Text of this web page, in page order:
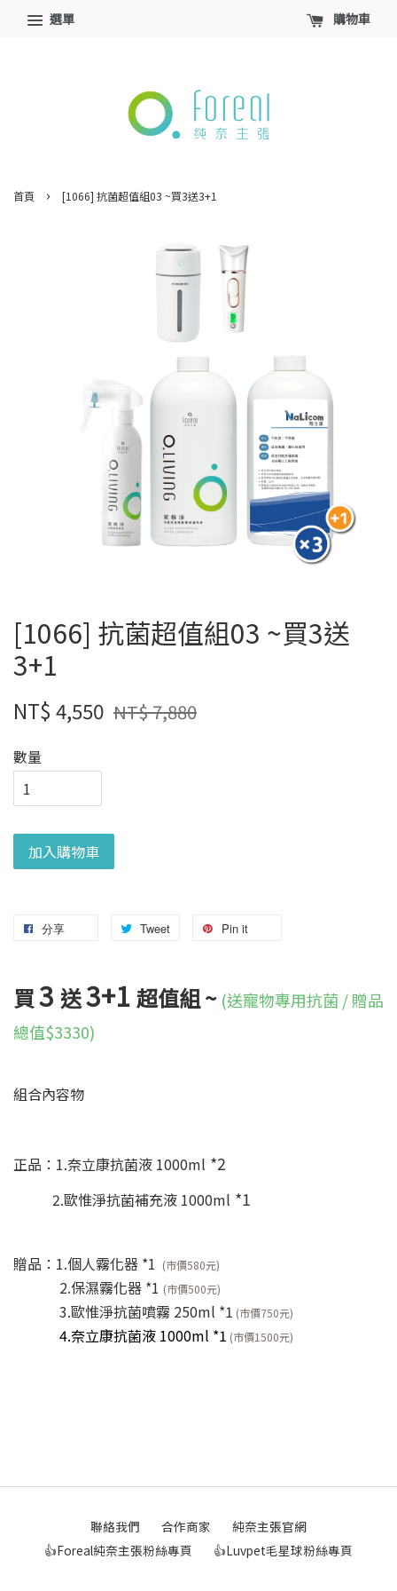
選單 購物車
首頁 › [1066] 抗菌超值組03 ~買3送3+1
[1066] 抗菌超值組03 ~買3送
3+1
NT$ 4,550 NT$ 7,880
數量
加入購物車
分享 Tweet Pin it
買3 送3+1 超值組 ~ (送寵物專用抗菌 / 贈品
總值$3330)
組合內容物
正品：1.奈立康抗菌液 1000ml *2
2.歐惟淨抗菌補充液 1000ml *1
贈品：1.個人霧化器 *1 (市價580元)
2.保濕霧化器 *1 (市價500元)
3.歐惟淨抗菌噴霧 250ml *1 (市價750元)
4.奈立康抗菌液 1000ml *1 (市價1500元)
聯絡我們 合作商家
純奈主張官網
👍Foreal純奈主張粉絲專頁
👍Luvpet毛星球粉絲專頁